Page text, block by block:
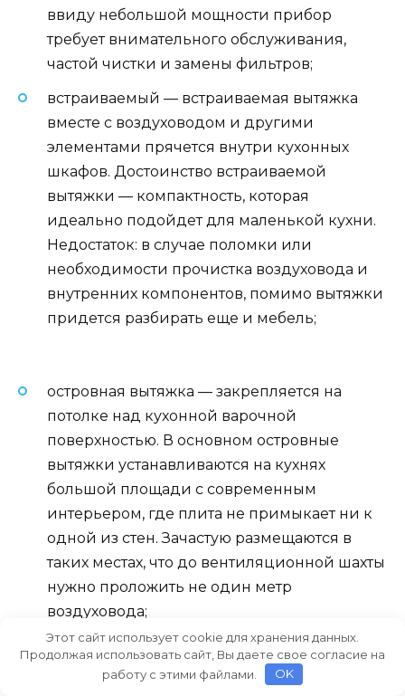
ввиду небольшой мощности прибор
требует внимательного обслуживания,
частой чистки и замены фильтров;
встраиваемый — встраиваемая вытяжка
вместе с воздуховодом и другими
элементами прячется внутри кухонных
шкафов. Достоинство встраиваемой
вытяжки — компактность, которая
идеально подойдет для маленькой кухни.
Недостаток: в случае поломки или
необходимости прочистка воздуховода и
внутренних компонентов, помимо вытяжки
придется разбирать еще и мебель;
островная вытяжка — закрепляется на
потолке над кухонной варочной
поверхностью. В основном островные
вытяжки устанавливаются на кухнях
большой площади с современным
интерьером, где плита не примыкает ни к
одной из стен. Зачастую размещаются в
таких местах, что до вентиляционной шахты
нужно проложить не один метр
воздуховода;
Как выбрать вытяжку для
Этот сайт использует cookie для хранения данных.
Продолжая использовать сайт, Вы даете свое согласие на
работу с этими файлами.
OK